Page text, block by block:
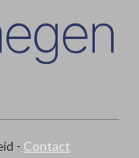
- Contact